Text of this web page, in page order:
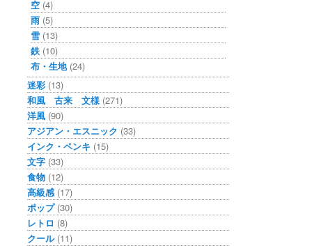
空 (4)
雨 (5)
雪 (13)
鉄 (10)
布・生地(24)
迷彩 (13)
和風 古来 文様 (271)
洋風 (90)
アジアン・エスニック (33)
インク・ペンキ (15)
文字 (33)
食物 (12)
高級感 (17)
ポップ(30)
レトロ (8)
クール(11)